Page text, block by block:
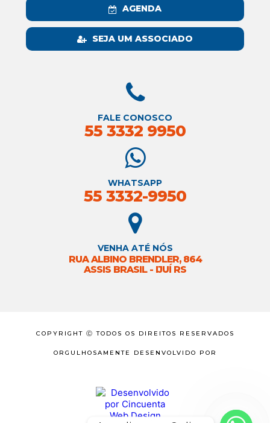
AGENDA
SEJA UM ASSOCIADO
FALE CONOSCO
55 3332 9950
WHATSAPP
55 3332-9950
VENHA ATÉ NÓS
RUA ALBINO BRENDLER, 864
ASSIS BRASIL - IJUÍ RS
COPYRIGHT Ⓒ TODOS OS DIREITOS RESERVADOS
ORGULHOSAMENTE DESENVOLVIDO POR